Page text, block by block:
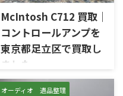
お品物は、ご家族様より「大
切に使われていたオーディオ機
器なので、価値を分かるところ
に見てほしい」とご相談いた
だいたものです。 McIntosh
MC252は、250W×2chの出力
を備えた2チャンネルパワーア
ンプで、同社らしいブルーのパ
McIntosh C712 買取｜
コントロールアンプを
東京都足立区で買取し
ました
東京都足立区で、McIntoshの
コントロールアンプ「C712」
オーディオ 遺品整理